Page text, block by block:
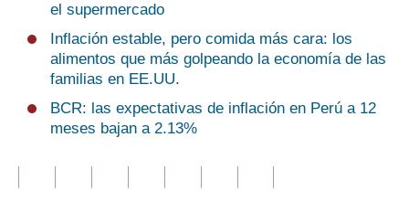
el supermercado
Inflación estable, pero comida más cara: los
alimentos que más golpeando la economía de las
familias en EE.UU.
BCR: las expectativas de inflación en Perú a 12
meses bajan a 2.13%